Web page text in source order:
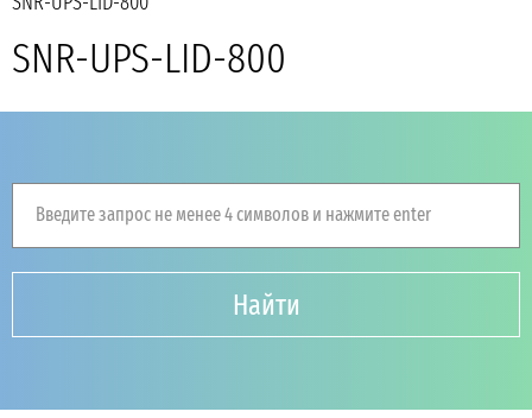
SNR-UPS-LID-800
Введите запрос не менее 4 символов и нажмите enter
Найти